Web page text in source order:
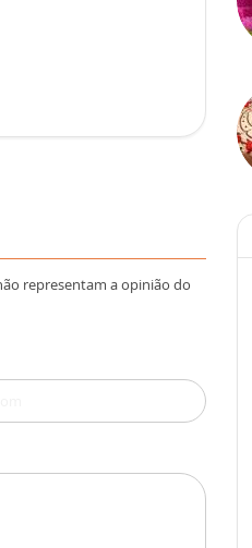
representam a opinião do